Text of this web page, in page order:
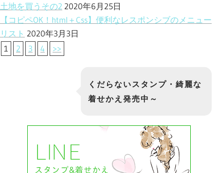
土地を買うその2 2020年6月25日
【コピペOK！html＋Css】便利なレスポンシブのメニュー
リスト 2020年3月3日
1
2 3 4 >>
くだらないスタンプ・綺麗な
着せかえ発売中～